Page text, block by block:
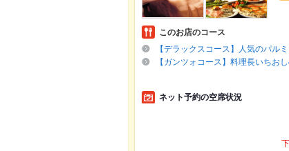
このお店のコース
【デラックスコース】人気のパル
【ガンツォコース】料理長いちお
ネット予約の空席状況